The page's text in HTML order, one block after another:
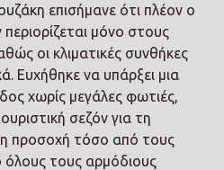
επισήμανε ότι πλέον ο
μόνο στους
οι κλιματικές συνθήκες
Ευχήθηκε να υπάρξει μια
χωρίς μεγάλες φωτιές,
σεζόν για τη
προσοχή τόσο από τους
όλους τους αρμόδιους